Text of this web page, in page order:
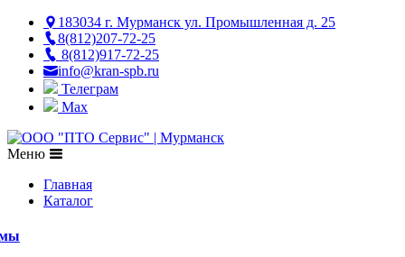
183034 г. Мурманск ул. Промышленная д. 25
8(812)207-72-25
8(812)917-72-25
info@kran-spb.ru
Телеграм
Max
Меню
Главная
Каталог